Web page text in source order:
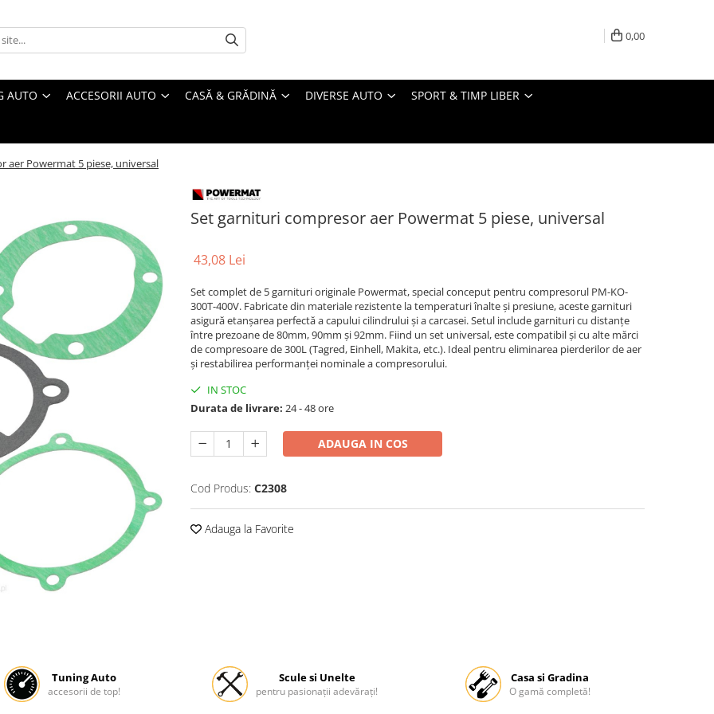
0,00
AUTO ACCESORII AUTO CASĂ & GRĂDINĂ DIVERSE AUTO SPORT & TIMP LIBER
aer Powermat 5 piese, universal
Set garnituri compresor aer Powermat 5 piese, universal
43,08 Lei
Set complet de 5 garnituri originale Powermat, special conceput pentru compresorul PM-KO-
300T-400V. Fabricate din materiale rezistente la temperaturi înalte și presiune, aceste garnituri
asigură etanșarea perfectă a capului cilindrului și a carcasei. Setul include garnituri cu distanțe
între prezoane de 80mm, 90mm și 92mm. Fiind un set universal, este compatibil și cu alte mărci
de compresoare de 300L (Tagred, Einhell, Makita, etc.). Ideal pentru eliminarea pierderilor de aer
și restabilirea performanței nominale a compresorului.
IN STOC
Durata de livrare: 24 - 48 ore
ADAUGA IN COS
Cod Produs: C2308
Adauga la Favorite
Tuning Auto
accesorii de top!
Scule si Unelte
pentru pasionații adevărați!
Casa si Gradina
O gamă completă!